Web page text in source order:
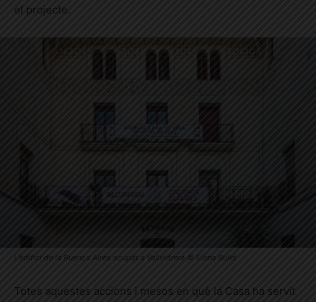
el projecte.
L’edifici de la Buenos Aires ocupat a Vallvidrera © Elena Bulet
Totes aquestes accions i mesos en què la Casa ha servit